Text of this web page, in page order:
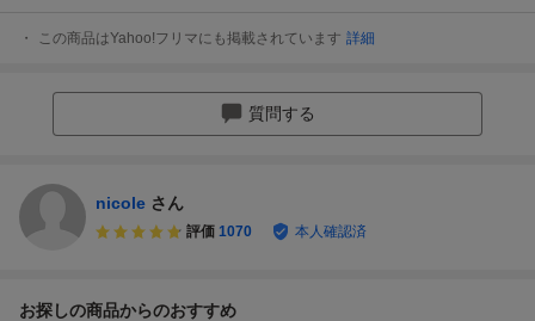
この商品はYahoo!フリマにも掲載されています 詳細
質問する
nicole さん
評価 1070 本人確認済
お探しの商品からのおすすめ